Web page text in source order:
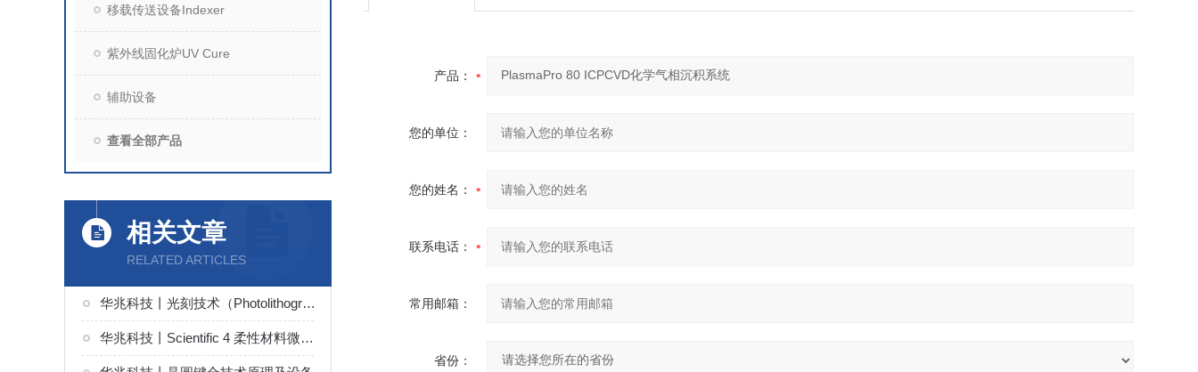
移载传送设备Indexer
紫外线固化炉UV Cure
辅助设备
查看全部产品
相关文章
RELATED ARTICLES
华兆科技丨光刻技术（Photolithography）原理及设备
华兆科技丨Scientific 4 柔性材料微电子打印机解决方案
产品：
您的单位：
您的姓名：
联系电话：
常用邮箱：
省份：